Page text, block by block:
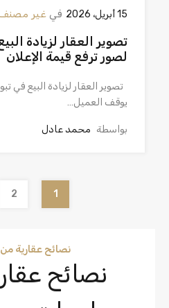
15 أبريل، 2026 في غير
تصوير العقار لزيادة
لصور ترفع قيمة الإعلان
تصوير العقار لزيادة البيع في
يوقف العميل…
بواسطة محمد عادل
1
2
نصائح عقارية
نصائح